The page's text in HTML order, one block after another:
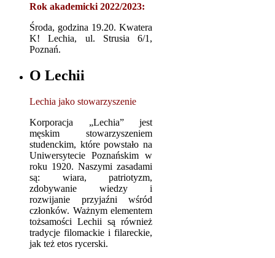
Rok akademicki 2022/2023:
Środa, godzina 19.20. Kwatera
K! Lechia, ul. Strusia 6/1,
Poznań.
O Lechii
Lechia jako stowarzyszenie
Korporacja „Lechia” jest
męskim stowarzyszeniem
studenckim, które powstało na
Uniwersytecie Poznańskim w
roku 1920. Naszymi zasadami
są: wiara, patriotyzm,
zdobywanie wiedzy i
rozwijanie przyjaźni wśród
członków. Ważnym elementem
tożsamości Lechii są również
tradycje filomackie i filareckie,
jak też etos rycerski.